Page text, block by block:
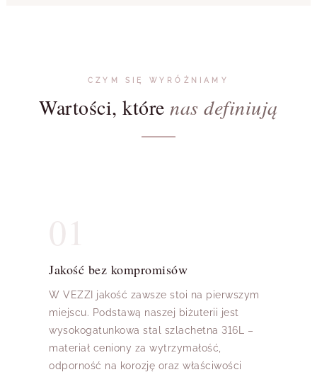
CZYM SIĘ WYRÓŻNIAMY
Wartości, którenas definiują
Jakość bez kompromisów
W VEZZI jakość zawsze stoi na pierwszym
miejscu. Podstawą naszej biżuterii jest
wysokogatunkowa stal szlachetna 316L –
materiał ceniony za wytrzymałość,
odporność na korozję oraz właściwości